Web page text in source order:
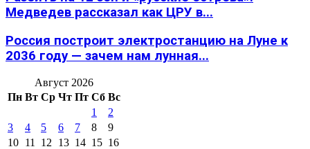
Медведев рассказал как ЦРУ в...
Россия построит электростанцию на Луне к
2036 году — зачем нам лунная...
Август 2026
Пн Вт Ср Чт Пт Сб Вс
1
2
3
4 5 6 7 8
9
10 11 12 13 14 15 16